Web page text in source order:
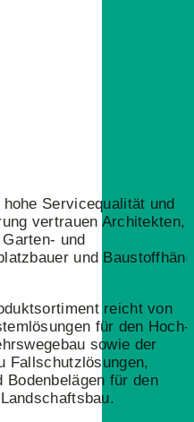
Servicequalität und
vertrauen Architekten,
und
und
reicht von
für den Hoch-,
sowie der
Fallschutzlösungen,
Bodenbelägen für den